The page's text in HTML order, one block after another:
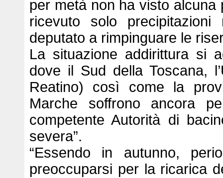
per metà non ha visto alcuna
ricevuto solo
deputato a rimpinguare le
La situazione addirittura si
dove il Sud della Toscana,
Reatino) così come la
Marche soffrono ancora
competente Autorità di
severa”.
“Essendo in autunno,
preoccuparsi per la ricarica